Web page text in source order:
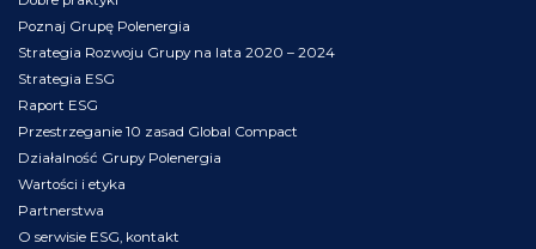
Poznaj Grupę Polenergia
Strategia Rozwoju Grupy na lata 2020 – 2024
Strategia ESG
Raport ESG
Przestrzeganie 10 zasad Global Compact
Działalność Grupy Polenergia
Wartości i etyka
Partnerstwa
O serwisie ESG, kontakt